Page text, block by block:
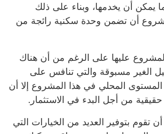
يمكن أن يخدمها، وبناء على ذلك
أن تضمن وحدة سكنية رائجة من
عليها على الرغم من أن هناك
الغير مسبوقة والتي تنافس على
المحلي في هذا المشروع إلا أن
من أجل البدء في الاستثمار.
تقوم بتوفير العديد من الخيارات التي